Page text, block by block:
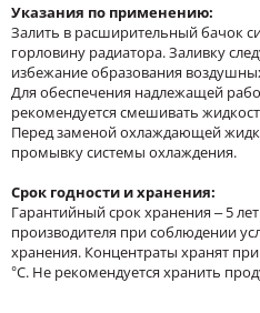
Указания по применению:
Залить в расширительный бачок
горловину радиатора. Заливку
избежание образования
Для обеспечения надлежащей
рекомендуется смешивать
Перед заменой охлаждающей
промывку системы охлаждения.
Срок годности и хранения:
Гарантийный срок хранения – 5
производителя при соблюдении
хранения. Концентраты хранят
°С. Не рекомендуется хранить